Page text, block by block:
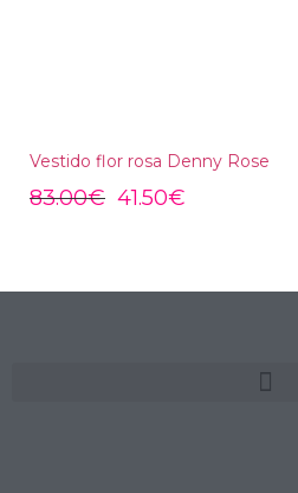
Vestido flor rosa Denny Rose
83.00€ 41.50€